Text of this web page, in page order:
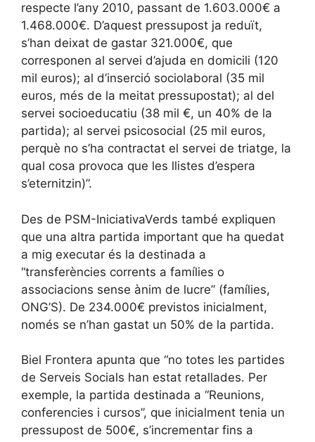
respecte l’any 2010, passant de 1.603.000€ a
1.468.000€. D’aquest pressupost ja reduït,
s’han deixat de gastar 321.000€, que
corresponen al servei d’ajuda en domicili (120
mil euros); al d’inserció sociolaboral (35 mil
euros, més de la meitat pressupostat); al del
servei socioeducatiu (38 mil €, un 40% de la
partida); al servei psicosocial (25 mil euros,
perquè no s’ha contractat el servei de triatge, la
qual cosa provoca que les llistes d’espera
s’eternitzin)”.
Des de PSM-IniciativaVerds també expliquen
que una altra partida important que ha quedat
a mig executar és la destinada a
“transferències corrents a famílies o
associacions sense ànim de lucre” (famílies,
ONG’S). De 234.000€ previstos inicialment,
només se n’han gastat un 50% de la partida.
Biel Frontera apunta que “no totes les partides
de Serveis Socials han estat retallades. Per
exemple, la partida destinada a “Reunions,
conferencies i cursos”, que inicialment tenia un
pressupost de 500€, s’incrementar fins a